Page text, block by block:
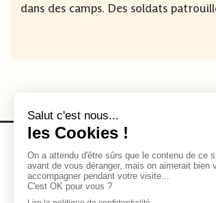
dans des camps. Des soldats